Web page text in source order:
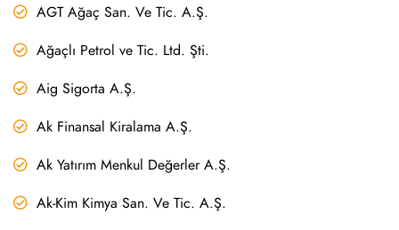
AGT Ağaç San. Ve Tic. A.Ş.
Ağaçlı Petrol ve Tic. Ltd. Şti.
Aig Sigorta A.Ş.
Ak Finansal Kiralama A.Ş.
Ak Yatırım Menkul Değerler A.Ş.
Ak-Kim Kimya San. Ve Tic. A.Ş.